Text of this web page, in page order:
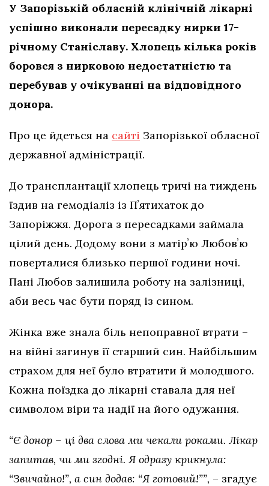
У Запорізькій обласній клінічній лікарні
успішно виконали пересадку нирки 17-
річному Станіславу. Хлопець кілька років
боровся з нирковою недостатністю та
перебував у очікуванні на відповідного
донора.
Про це йдеться на сайті Запорізької обласної
державної адміністрації.
До трансплантації хлопець тричі на тиждень
їздив на гемодіаліз із Пʼятихаток до
Запоріжжя. Дорога з пересадками займала
цілий день. Додому вони з матірʼю Любовʼю
поверталися близько першої години ночі.
Пані Любов залишила роботу на залізниці,
аби весь час бути поряд із сином.
Жінка вже знала біль непоправної втрати –
на війні загинув її старший син. Найбільшим
страхом для неї було втратити й молодшого.
Кожна поїздка до лікарні ставала для неї
символом віри та надії на його одужання.
“Є донор – ці два слова ми чекали роками. Лікар
запитав, чи ми згодні. Я одразу крикнула:
“Звичайно!”, а син додав: “Я готовий!””, – згадує